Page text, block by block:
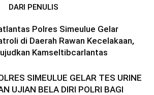
DARI PENULIS
Polres Simeulue Gelar
di Daerah Rawan Kecelakaan,
Kamseltibcarlantas
SIMEULUE GELAR TES URINE
UJIAN BELA DIRI POLRI BAGI